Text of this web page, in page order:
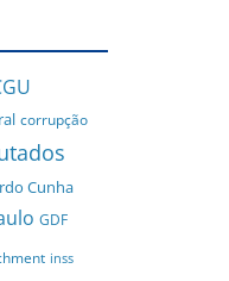
corrupção
Cunha
GDF
inss